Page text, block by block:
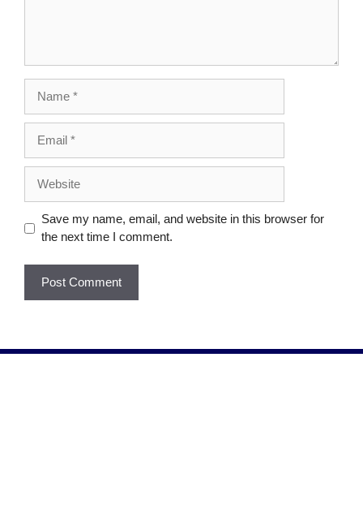
Save my name, email, and website in this browser for
the next time I comment.